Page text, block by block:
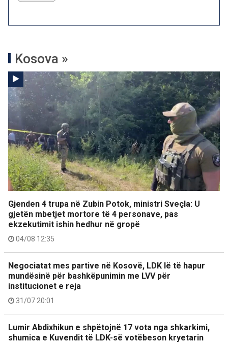
Kosova »
Gjenden 4 trupa në Zubin Potok, ministri Sveçla: U
gjetën mbetjet mortore të 4 personave, pas
ekzekutimit ishin hedhur në gropë
04/08 12:35
Negociatat mes partive në Kosovë, LDK lë të hapur
mundësinë për bashkëpunimin me LVV për
institucionet e reja
31/07 20:01
Lumir Abdixhikun e shpëtojnë 17 vota nga shkarkimi,
shumica e Kuvendit të LDK-së votëbeson kryetarin